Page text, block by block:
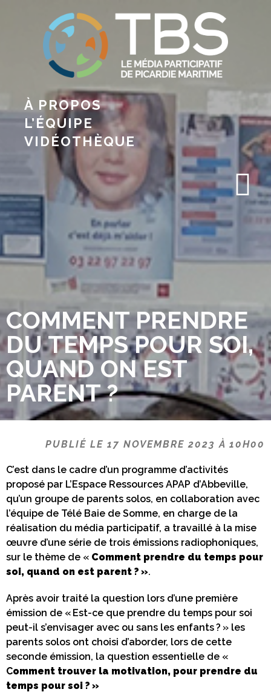
À PROPOS
L’ÉQUIPE
VIDÉOTHÈQUE
COMMENT PRENDRE
DU TEMPS POUR SOI,
QUAND ON EST
PARENT ?
PUBLIÉ LE 17 NOVEMBRE 2023 À 10H00
C’est dans le cadre d’un programme d’activités
proposé par L’Espace Ressources APAP d’Abbeville,
qu’un groupe de parents solos, en collaboration avec
l’équipe de Télé Baie de Somme, en charge de la
réalisation du média participatif, a travaillé à la mise
œuvre d’une série de trois émissions radiophoniques,
sur le thème de « Comment prendre du temps pour
soi, quand on est parent ? ».
Après avoir traité la question lors d’une première
émission de « Est-ce que prendre du temps pour soi
peut-il s’envisager avec ou sans les enfants? » les
parents solos ont choisi d’aborder, lors de cette
seconde émission, la question essentielle de «
Comment trouver la motivation, pour prendre du
temps pour soi ? »